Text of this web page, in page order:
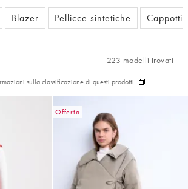
Blazer Pellicce sintetiche Cappotti
223 modelli trovati
sulla classificazione di questi prodotti
Offerta